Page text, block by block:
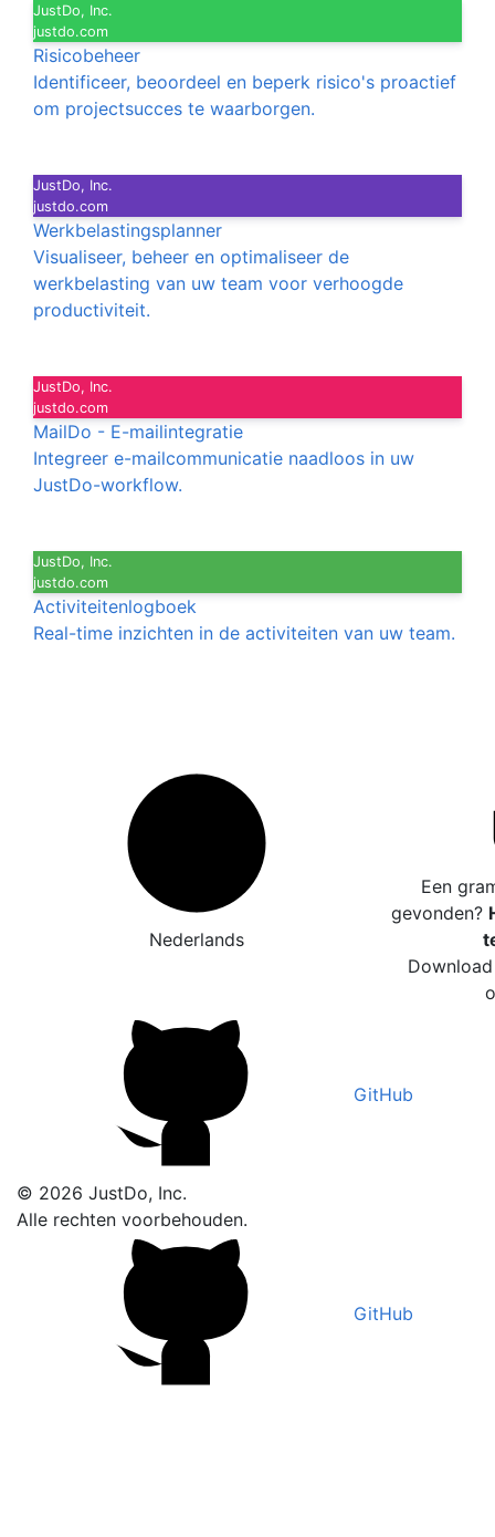
JustDo, Inc.
justdo.com
Risicobeheer
Identificeer, beoordeel en beperk risico's proactief
om projectsucces te waarborgen.
JustDo, Inc.
justdo.com
Werkbelastingsplanner
Visualiseer, beheer en optimaliseer de
werkbelasting van uw team voor verhoogde
productiviteit.
JustDo, Inc.
justdo.com
MailDo - E-mailintegratie
Integreer e-mailcommunicatie naadloos in uw
JustDo-workflow.
JustDo, Inc.
justdo.com
Activiteitenlogboek
Real-time inzichten in de activiteiten van uw team.
Nederlands
Een
gevonden?
GitHub
© 2026 JustDo, Inc.
Alle rechten voorbehouden.
GitHub